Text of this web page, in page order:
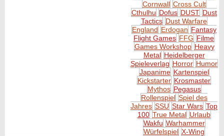
Cornwall Cross Cult
Cthulhu Dofus DUST Dust
Tactics Dust Warfare
England Erdogan Fantasy
Flight Games FFG Filme
Games Workshop Heavy
Metal Heidelberger
Spieleverlag Horror Humor
Japanime Kartenspiel
Kickstarter Krosmaster
Mythos Pegasus
Rollenspiel Spiel des
Jahres SSU Star Wars Top
100 True Metal Urlaub
Wakfu Warhammer
Würfelspiel X-Wing